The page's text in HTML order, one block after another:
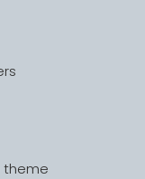
theme